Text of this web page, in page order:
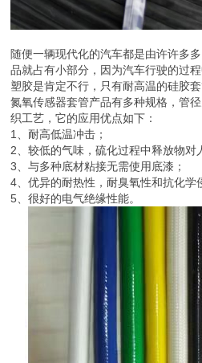
随便一辆现代化的汽车都是由许许多
品就占有小部分，因为汽车行驶的过
塑胶是肯定不行，只有耐高温的硅胶
氮氧传感器套管产品有多种规格，管
织工艺，它的应用优点如下：
1、耐高低温冲击；
2、较低的气味，硫化过程中释放物对
3、与多种底材粘接无需使用底漆；
4、优异的耐热性，耐臭氧性和抗化学
5、很好的电气绝缘性能。